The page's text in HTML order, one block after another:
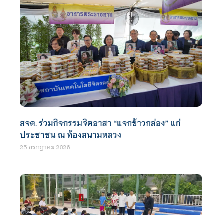
สจด. ร่วมกิจกรรมจิตอาสา “แจกข้าวกล่อง” แก่
ประชาชน ณ ท้องสนามหลวง
25 กรกฎาคม 2026